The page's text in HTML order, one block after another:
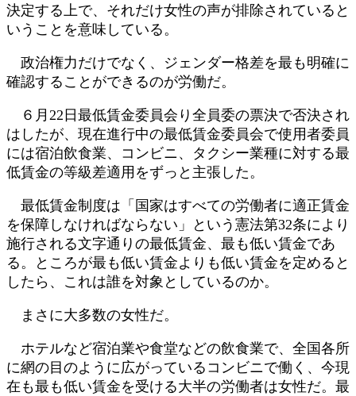
決定する上で、それだけ女性の声が排除されていると
いうことを意味している。
政治権力だけでなく、ジェンダー格差を最も明確に
確認することができるのが労働だ。
６月22日最低賃金委員会り全員委の票決で否決され
はしたが、現在進行中の最低賃金委員会で使用者委員
には宿泊飲食業、コンビニ、タクシー業種に対する最
低賃金の等級差適用をずっと主張した。
最低賃金制度は「国家はすべての労働者に適正賃金
を保障しなければならない」という憲法第32条により
施行される文字通りの最低賃金、最も低い賃金であ
る。ところが最も低い賃金よりも低い賃金を定めると
したら、これは誰を対象としているのか。
まさに大多数の女性だ。
ホテルなど宿泊業や食堂などの飲食業で、全国各所
に網の目のように広がっているコンビニで働く、今現
在も最も低い賃金を受ける大半の労働者は女性だ。最